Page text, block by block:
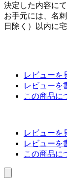
決定した内容に
お手元には、名
日除く）以内に
レビューを
レビューを
この商品に
レビューを
レビューを
この商品に